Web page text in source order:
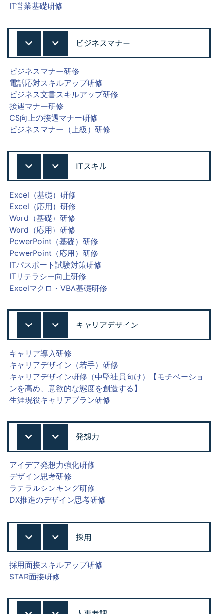
IT営業基礎研修
ビジネスマナー
ビジネスマナー研修
電話応対スキルアップ研修
ビジネス文書スキルアップ研修
接遇マナー研修
CS向上の接遇マナー研修
ビジネスマナー（上級）研修
ITスキル
Excel（基礎）研修
Excel（応用）研修
Word（基礎）研修
Word（応用）研修
PowerPoint（基礎）研修
PowerPoint（応用）研修
ITパスポート試験対策研修
ITリテラシー向上研修
Excelマクロ・VBA基礎研修
キャリアデザイン
キャリア導入研修
キャリアデザイン（若手）研修
キャリアデザイン研修（中堅社員向け）【モチベーショ
ンを高め、意欲的な態度を創造する】
生涯現役キャリアプラン研修
発想力
アイデア発想力強化研修
デザイン思考研修
ラテラルシンキング研修
DX推進のデザイン思考研修
採用
採用面接スキルアップ研修
STAR面接研修